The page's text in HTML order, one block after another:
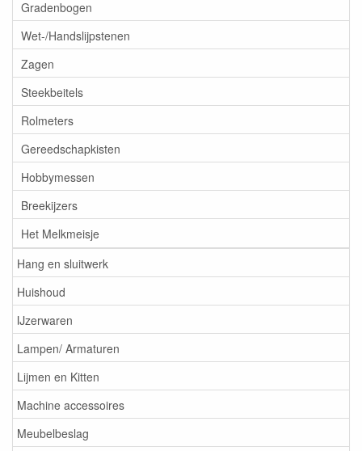
Gradenbogen
Wet-/Handslijpstenen
Zagen
Steekbeitels
Rolmeters
Gereedschapkisten
Hobbymessen
Breekijzers
Het Melkmeisje
Hang en sluitwerk
Huishoud
IJzerwaren
Lampen/ Armaturen
Lijmen en Kitten
Machine accessoires
Meubelbeslag